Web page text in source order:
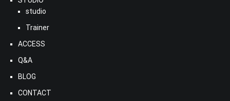
studio
Trainer
ACCESS
Q&A
BLOG
CONTACT